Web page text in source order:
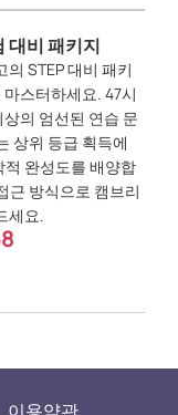
대비 패키지
STEP 대비 패키
스터하세요. 47시
의 엄선된 연습 문
상위 등급 획득에
완성도를 배양합
근 방식으로 캠브리
세요.